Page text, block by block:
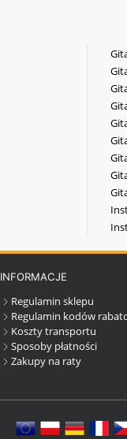
INFORMACJE
Regulamin sklepu
Regulamin kodów
Koszty transportu
Sposoby płatności
Zakupy na raty